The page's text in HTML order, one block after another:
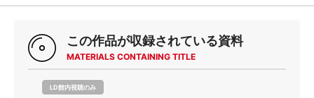
この作品が収録されている資料
MATERIALS CONTAINING TITLE
LD館内視聴のみ